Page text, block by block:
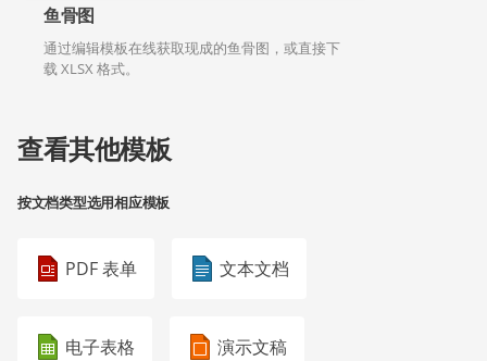
鱼骨图
通过编辑模板在线获取现成的鱼骨图，或直接下
载 XLSX 格式。
查看其他模板
按文档类型选用相应模板
PDF 表单 文本文档
电子表格 演示文稿